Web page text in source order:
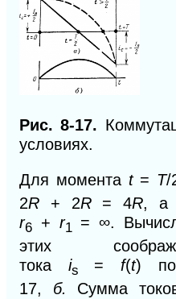
Рис. 8-17.
условиях.
Для момента t = T/
2R + 2R = 4R, а
r6 + r1 = ∞.
этих
тока is = f(t)
17, б. Сумма